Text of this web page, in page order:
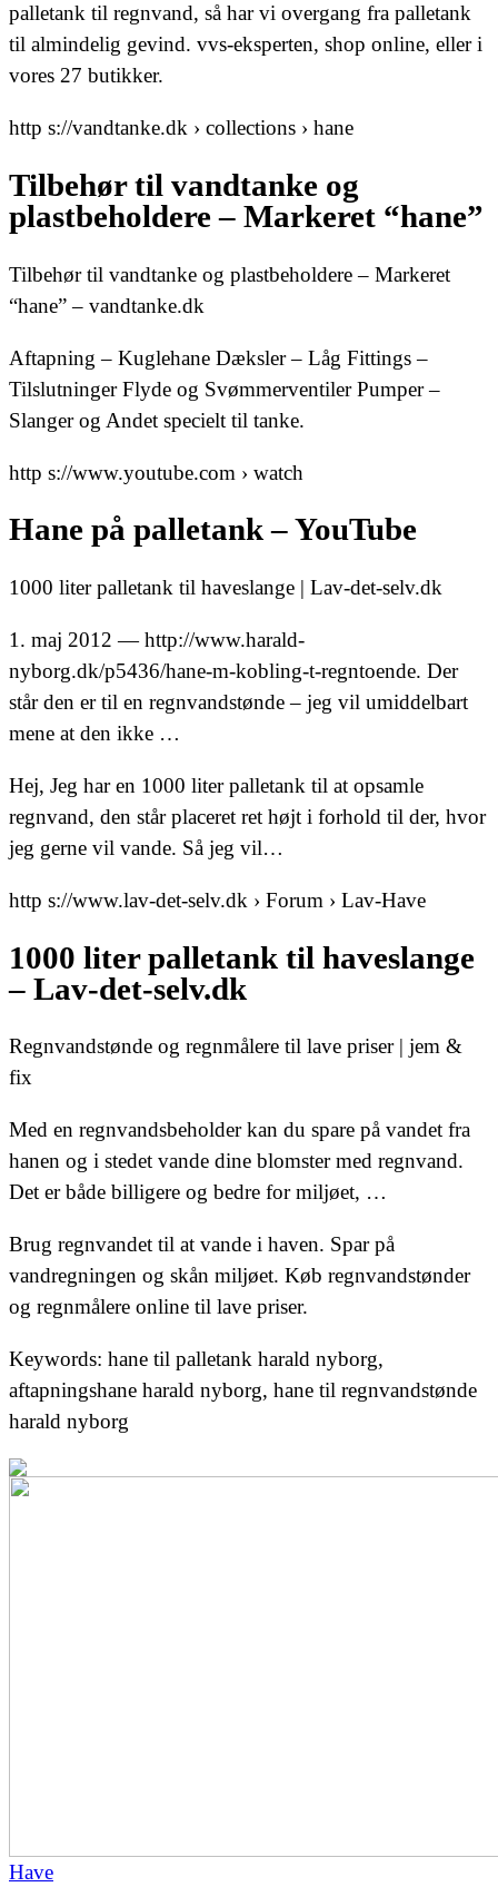
palletank til regnvand, så har vi overgang fra palletank
til almindelig gevind. vvs-eksperten, shop online, eller i
vores 27 butikker.
http s://vandtanke.dk › collections › hane
Tilbehør til vandtanke og
plastbeholdere – Markeret “hane”
Tilbehør til vandtanke og plastbeholdere – Markeret
“hane” – vandtanke.dk
Aftapning – Kuglehane Dæksler – Låg Fittings –
Tilslutninger Flyde og Svømmerventiler Pumper –
Slanger og Andet specielt til tanke.
http s://www.youtube.com › watch
Hane på palletank – YouTube
1000 liter palletank til haveslange | Lav-det-selv.dk
1. maj 2012 — http://www.harald-
nyborg.dk/p5436/hane-m-kobling-t-regntoende. Der
står den er til en regnvandstønde – jeg vil umiddelbart
mene at den ikke …
Hej, Jeg har en 1000 liter palletank til at opsamle
regnvand, den står placeret ret højt i forhold til der, hvor
jeg gerne vil vande. Så jeg vil…
http s://www.lav-det-selv.dk › Forum › Lav-Have
1000 liter palletank til haveslange
– Lav-det-selv.dk
Regnvandstønde og regnmålere til lave priser | jem &
fix
Med en regnvandsbeholder kan du spare på vandet fra
hanen og i stedet vande dine blomster med regnvand.
Det er både billigere og bedre for miljøet, …
Brug regnvandet til at vande i haven. Spar på
vandregningen og skån miljøet. Køb regnvandstønder
og regnmålere online til lave priser.
Keywords: hane til palletank harald nyborg,
aftapningshane harald nyborg, hane til regnvandstønde
harald nyborg
Have